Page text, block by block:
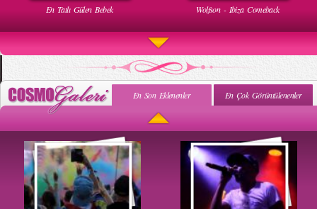
En Tatlı Gülen Bebek Wolfson - Ibiza Comeback
Uyuyan Bebeğe Gangnam Dinletilirse Ne Olur
En Son Eklenenler En Çok Görüntülenenler